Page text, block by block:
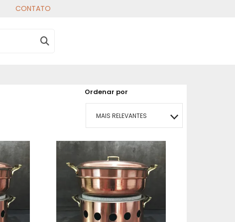
CONTATO
Ordenar por
MAIS RELEVANTES
MAIS VENDIDOS
MENOR PREÇO
MAIOR PREÇO
A - Z